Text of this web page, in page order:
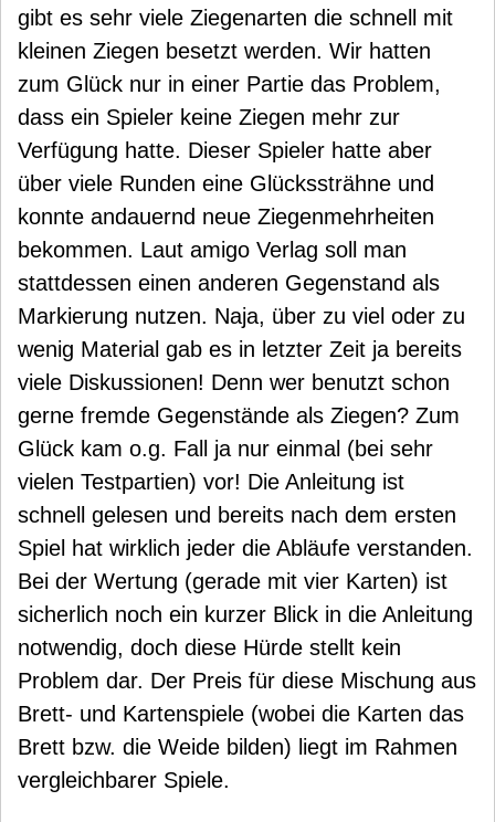
gibt es sehr viele Ziegenarten die schnell mit
kleinen Ziegen besetzt werden. Wir hatten
zum Glück nur in einer Partie das Problem,
dass ein Spieler keine Ziegen mehr zur
Verfügung hatte. Dieser Spieler hatte aber
über viele Runden eine Glückssträhne und
konnte andauernd neue Ziegenmehrheiten
bekommen. Laut amigo Verlag soll man
stattdessen einen anderen Gegenstand als
Markierung nutzen. Naja, über zu viel oder zu
wenig Material gab es in letzter Zeit ja bereits
viele Diskussionen! Denn wer benutzt schon
gerne fremde Gegenstände als Ziegen? Zum
Glück kam o.g. Fall ja nur einmal (bei sehr
vielen Testpartien) vor! Die Anleitung ist
schnell gelesen und bereits nach dem ersten
Spiel hat wirklich jeder die Abläufe verstanden.
Bei der Wertung (gerade mit vier Karten) ist
sicherlich noch ein kurzer Blick in die Anleitung
notwendig, doch diese Hürde stellt kein
Problem dar. Der Preis für diese Mischung aus
Brett- und Kartenspiele (wobei die Karten das
Brett bzw. die Weide bilden) liegt im Rahmen
vergleichbarer Spiele.